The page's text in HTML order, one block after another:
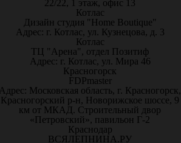
22/22, 1 этаж, офис 13
Котлас
Дизайн студия "Home Boutique"
Адрес: г. Котлас, ул. Кузнецова, д. 3
Котлас
ТЦ "Арена", отдел Позитиф
Адрес: г. Котлас, ул. Мира 46
Красногорск
FDPmaster
Московская область, г. Красногорск,
Красногорский р-н, Новорижское шоссе, 9
км от МКАД. Строительный двор
«Петровский», павильон Г-2
Краснодар
ВСЯЛЕПНИНА.РУ